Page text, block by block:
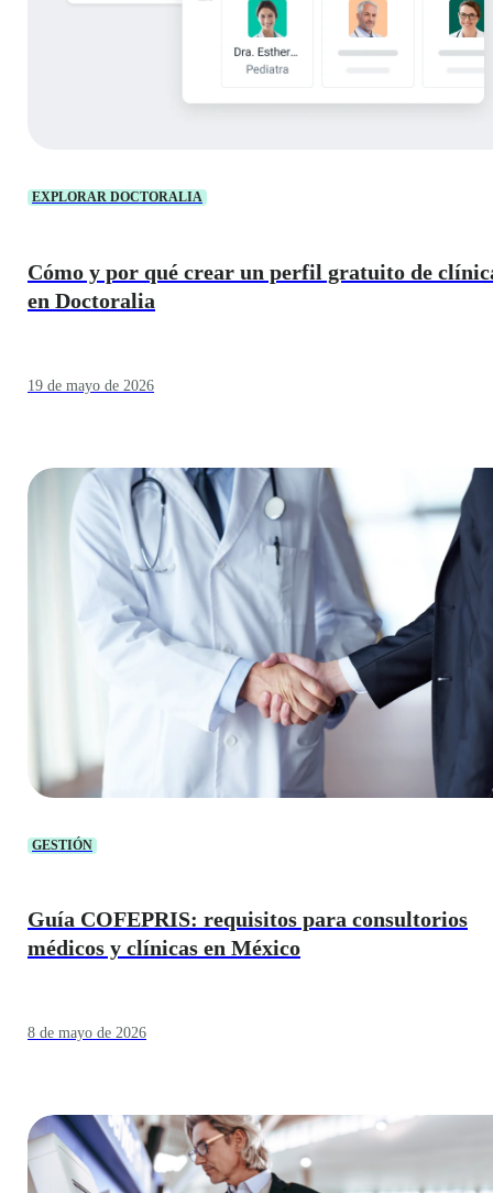
EXPLORAR DOCTORALIA
Cómo y por qué crear un perfil gratuito de
en Doctoralia
19 de mayo de 2026
GESTIÓN
Guía COFEPRIS: requisitos para consultorios
médicos y clínicas en México
8 de mayo de 2026